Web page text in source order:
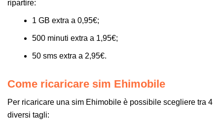
ripartire:
1 GB extra a 0,95€;
500 minuti extra a 1,95€;
50 sms extra a 2,95€.
Come ricaricare sim Ehimobile
Per ricaricare una sim Ehimobile è possibile scegliere tra 4
diversi tagli: